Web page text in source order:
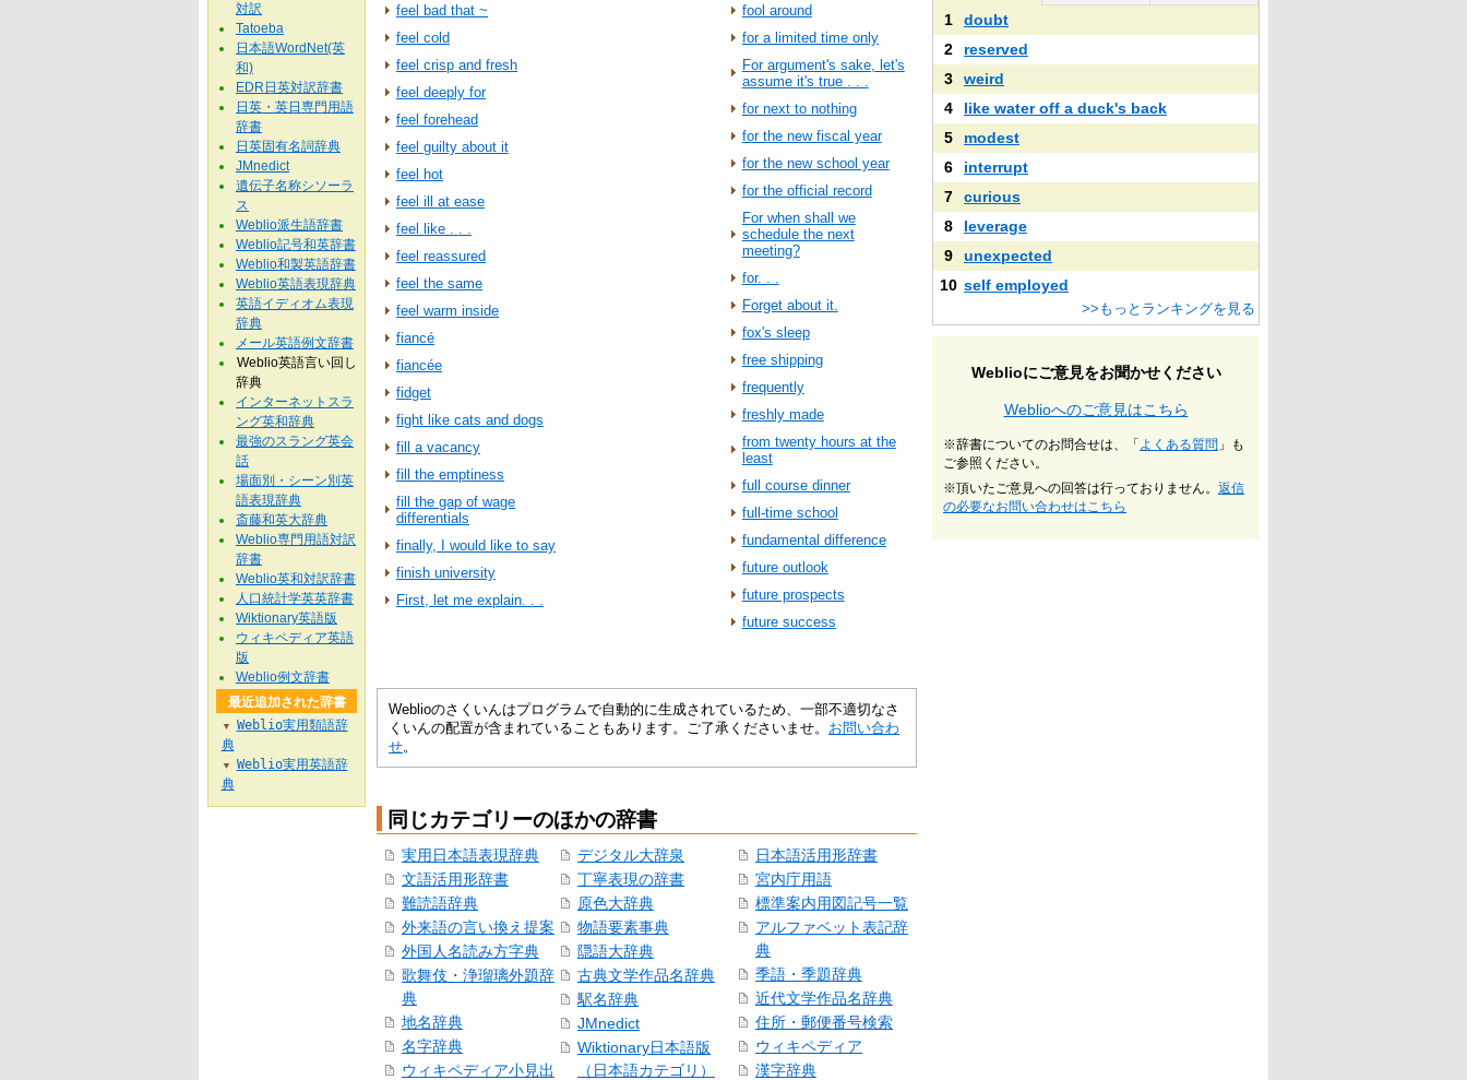
feel bad that ~
feel cold
feel crisp and fresh
feel deeply for
feel forehead
feel guilty about it
feel hot
feel ill at ease
feel like . . .
feel reassured
feel the same
feel warm inside
fiancé
fiancée
fidget
fight like cats and dogs
fill a vacancy
fill the emptiness
fill the gap of wage
differentials
finally, I would like to say
finish university
First, let me explain. . .
fool around
for a limited time only
For argument's sake, let's
assume it's true . . .
for next to nothing
for the new fiscal year
for the new school year
for the official record
For when shall we
schedule the next
meeting?
for. . .
Forget about it.
fox's sleep
free shipping
frequently
freshly made
from twenty hours at the
least
full course dinner
full-time school
fundamental difference
future outlook
future prospects
future success
Weblioのさくいんはプログラムで自動的に生成されているため、一部不適切なさ
くいんの配置が含まれていることもあります。ご了承くださいませ。 お問い合わ
せ。
同じカテゴリーのほかの辞書
実用日本語表現辞典
文語活用形辞書
難読語辞典
外来語の言い換え提案
外国人名読み方字典
歌舞伎・浄瑠璃外題辞
典
地名辞典
名字辞典
ウィキペディア小見出
デジタル大辞泉
丁寧表現の辞書
原色大辞典
物語要素事典
隠語大辞典
古典文学作品名辞典
駅名辞典
JMnedict
Wiktionary日本語版
（日本語カテゴリ）
日本語活用形辞書
宮内庁用語
標準案内用図記号一覧
アルファベット表記辞
典
季語・季題辞典
近代文学作品名辞典
住所・郵便番号検索
ウィキペディア
漢字辞典
対訳
Tatoeba
日本語WordNet(英
和)
EDR日英対訳辞書
日英・英日専門用語
辞書
日英固有名詞辞典
JMnedict
遺伝子名称シソーラ
ス
Weblio派生語辞書
Weblio記号和英辞書
Weblio和製英語辞書
Weblio英語表現辞典
英語イディオム表現
辞典
メール英語例文辞書
Weblio英語言い回し
辞典
インターネットスラ
ング英和辞典
最強のスラング英会
話
場面別・シーン別英
語表現辞典
斎藤和英大辞典
Weblio専門用語対訳
辞書
Weblio英和対訳辞書
人口統計学英英辞書
Wiktionary英語版
ウィキペディア英語
版
Weblio例文辞書
最近追加された辞書
▼
Weblio実用類語辞
典
▼
Weblio実用英語辞
典
1
doubt
2
reserved
3
weird
4
like water off a duck's back
5
modest
6
interrupt
7
curious
8
leverage
9
unexpected
10 self employed
>>もっとランキングを見る
Weblioにご意見をお聞かせください
Weblioへのご意見はこちら
※辞書についてのお問合せは、「 よくある質問 」も
ご参照ください。
※頂いたご意見への回答は行っておりません。 返信
の必要なお問い合わせはこちら